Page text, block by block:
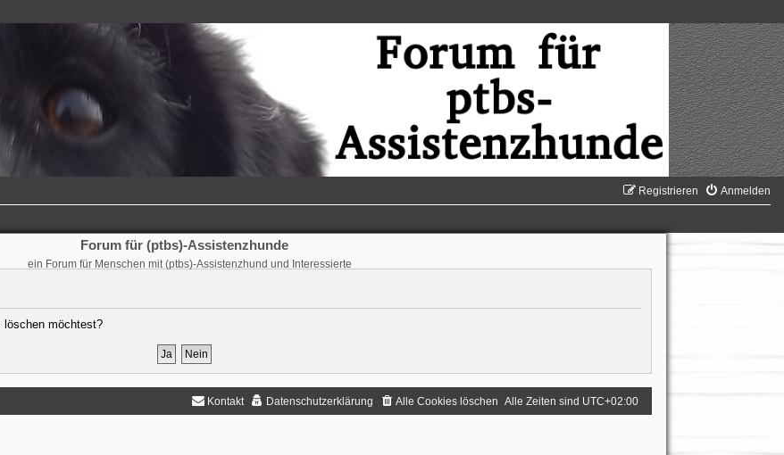
Anmelden
Registrieren
Forum für (ptbs)-Assistenzhunde
ein Forum für Menschen mit (ptbs)-Assistenzhund und Interessierte
löschen möchtest?
Alle Zeiten sind UTC+02:00
Alle Cookies löschen
Datenschutzerklärung
Kontakt